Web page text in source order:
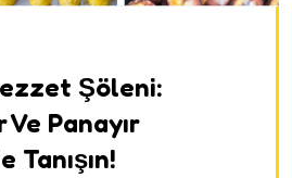
Şöleni:
Ve Panayır
Tanışın!